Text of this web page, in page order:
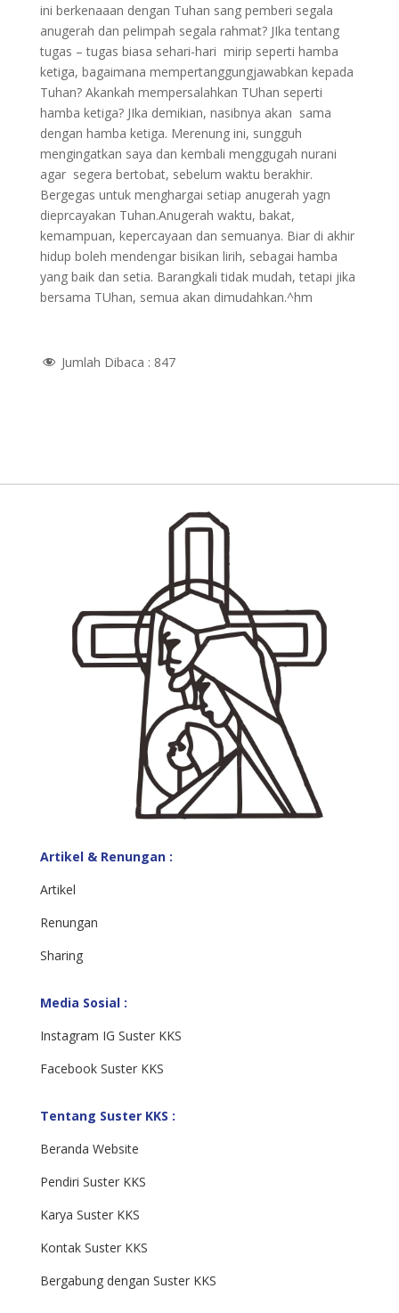
ini berkenaaan dengan Tuhan sang pemberi segala
anugerah dan pelimpah segala rahmat? JIka tentang
tugas – tugas biasa sehari-hari mirip seperti hamba
ketiga, bagaimana mempertanggungjawabkan kepada
Tuhan? Akankah mempersalahkan TUhan seperti
hamba ketiga? JIka demikian, nasibnya akan sama
dengan hamba ketiga. Merenung ini, sungguh
mengingatkan saya dan kembali menggugah nurani
agar segera bertobat, sebelum waktu berakhir.
Bergegas untuk menghargai setiap anugerah yagn
dieprcayakan Tuhan.Anugerah waktu, bakat,
kemampuan, kepercayaan dan semuanya. Biar di akhir
hidup boleh mendengar bisikan lirih, sebagai hamba
yang baik dan setia. Barangkali tidak mudah, tetapi jika
bersama TUhan, semua akan dimudahkan.^hm
Jumlah Dibaca : 847
Artikel & Renungan :
Artikel
Renungan
Sharing
Media Sosial :
Instagram IG Suster KKS
Facebook Suster KKS
Tentang Suster KKS :
Beranda Website
Pendiri Suster KKS
Karya Suster KKS
Kontak Suster KKS
Bergabung dengan Suster KKS